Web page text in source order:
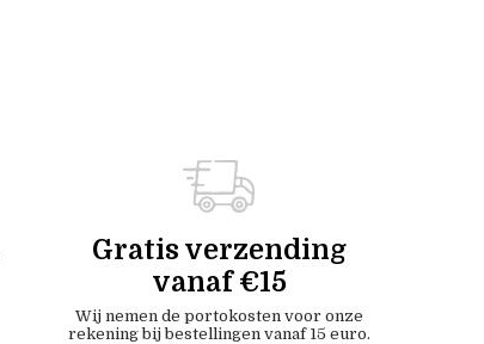
Gratis verzending
vanaf €15
Wij nemen de portokosten voor onze
rekening bij bestellingen vanaf 15 euro.